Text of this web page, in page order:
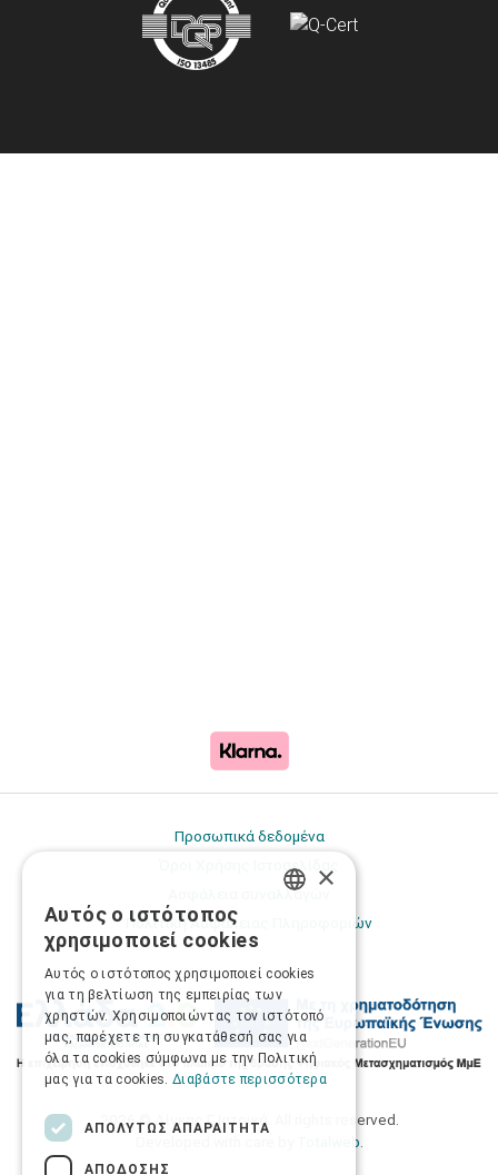
Προσωπικά δεδομένα
Όροι Χρήσης Ιστοσελίδας
Ασφάλεια συναλλαγών
Πολιτική Ασφάλειας Πληροφοριών
2026 © Δίγκας Γ. Ιατρικά. All rights reserved.
Totalweb.
×
Αυτός ο ιστότοπος
χρησιμοποιεί cookies
Αυτός ο ιστότοπος χρησιμοποιεί cookies
για τη βελτίωση της εμπειρίας των
χρηστών. Χρησιμοποιώντας τον ιστότοπό
μας, παρέχετε τη συγκατάθεσή σας για
όλα τα cookies σύμφωνα με την Πολιτική
μας για τα cookies. Διαβάστε περισσότερα
ΑΠΟΛΎΤΩΣ ΑΠΑΡΑΊΤΗΤΑ
ΑΠΌΔΟΣΗΣ